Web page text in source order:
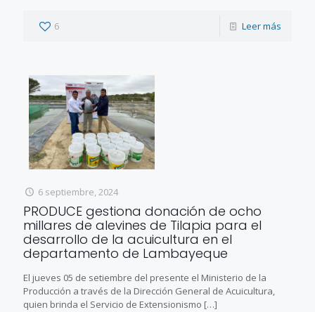
6 Leer más
6 septiembre, 2024
PRODUCE gestiona donación de ocho
millares de alevines de Tilapia para el
desarrollo de la acuicultura en el
departamento de Lambayeque
El jueves 05 de setiembre del presente el Ministerio de la
Producción a través de la Dirección General de Acuicultura,
quien brinda el Servicio de Extensionismo […]